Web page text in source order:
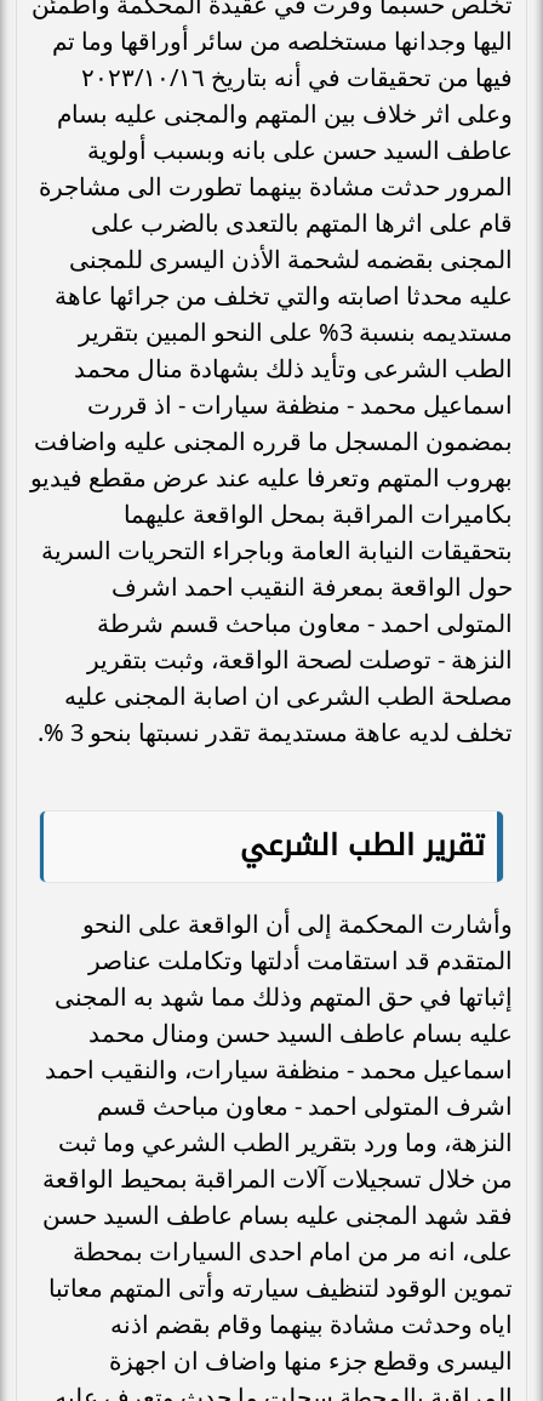
اليها وجدانها مستخلصه من سائر أوراقها وما تم
فيها من تحقيقات في أنه بتاريخ ۲۰۲۳/۱۰/۱٦
وعلى اثر خلاف بين المتهم والمجنى عليه بسام
عاطف السيد حسن على بانه وبسبب أولوية
المرور حدثت مشادة بينهما تطورت الى مشاجرة
قام على اثرها المتهم بالتعدى بالضرب على
المجنى بقضمه لشحمة الأذن اليسرى للمجنى
عليه محدثا اصابته والتي تخلف من جرائها عاهة
مستديمه بنسبة 3% على النحو المبين بتقرير
الطب الشرعى وتأيد ذلك بشهادة منال محمد
اسماعيل محمد - منظفة سيارات - اذ قررت
بمضمون المسجل ما قرره المجنى عليه واضافت
بهروب المتهم وتعرفا عليه عند عرض مقطع فيديو
بكاميرات المراقبة بمحل الواقعة عليهما
بتحقيقات النيابة العامة وباجراء التحريات السرية
حول الواقعة بمعرفة النقيب احمد اشرف
المتولى احمد - معاون مباحث قسم شرطة
النزهة - توصلت لصحة الواقعة، وثبت بتقرير
مصلحة الطب الشرعى ان اصابة المجنى عليه
تخلف لديه عاهة مستديمة تقدر نسبتها بنحو 3 %.
تقرير الطب الشرعي
وأشارت المحكمة إلى أن الواقعة على النحو
المتقدم قد استقامت أدلتها وتكاملت عناصر
إثباتها في حق المتهم وذلك مما شهد به المجنى
عليه بسام عاطف السيد حسن ومنال محمد
اسماعيل محمد - منظفة سيارات، والنقيب احمد
اشرف المتولى احمد - معاون مباحث قسم
النزهة، وما ورد بتقرير الطب الشرعي وما ثبت
من خلال تسجيلات آلات المراقبة بمحيط الواقعة
فقد شهد المجنى عليه بسام عاطف السيد حسن
على، انه مر من امام احدى السيارات بمحطة
تموين الوقود لتنظيف سيارته وأتى المتهم معاتبا
اياه وحدثت مشادة بينهما وقام بقضم اذنه
اليسرى وقطع جزء منها واضاف ان اجهزة